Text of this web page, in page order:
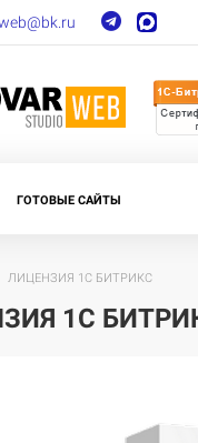
ГОТОВЫЕ САЙТЫ
ЛИЦЕНЗИЯ 1С БИТРИКС
1С